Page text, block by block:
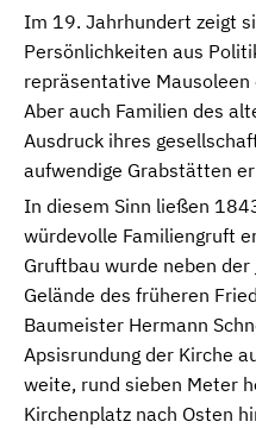
Im 19. Jahrhundert zeigt
Persönlichkeiten aus
repräsentative
Aber auch Familien des
Ausdruck ihres
aufwendige Grabstätten
In diesem Sinn ließen
würdevolle Familiengruft
Gruftbau wurde neben der
Gelände des früheren
Baumeister Hermann
Apsisrundung der Kirche
weite, rund sieben Meter
Kirchenplatz nach Osten